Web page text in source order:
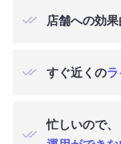
店舗への効
すぐ近くの
忙しいので